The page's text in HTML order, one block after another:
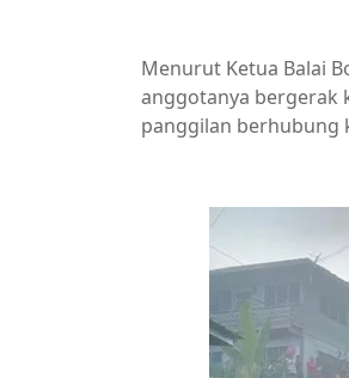
Menurut Ketua Balai
anggotanya bergerak
panggilan berhubung